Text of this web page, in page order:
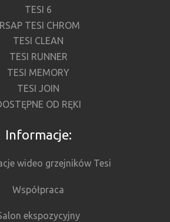
TESI 6
TESI CHROM
TESI CLEAN
TESI RUNNER
TESI MEMORY
TESI JOIN
OD RĘKI
Informacje:
wideo grzejników Tesi
Współpraca
ekspozycyjny